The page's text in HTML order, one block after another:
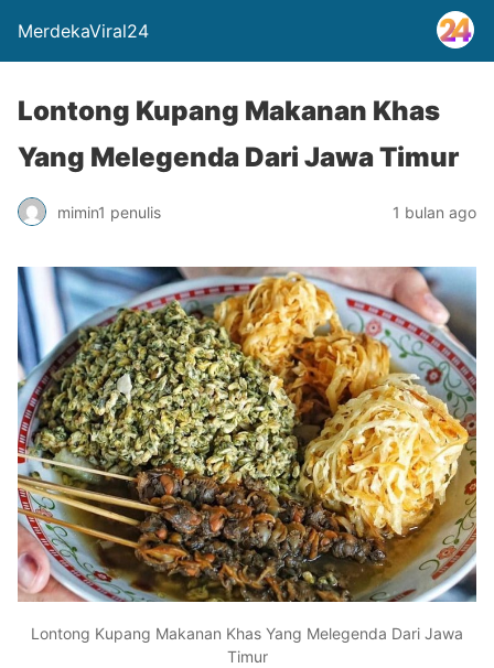
MerdekaViral24
Lontong Kupang Makanan Khas
Yang Melegenda Dari Jawa Timur
mimin1 penulis 1 bulan ago
Lontong Kupang Makanan Khas Yang Melegenda Dari Jawa
Timur